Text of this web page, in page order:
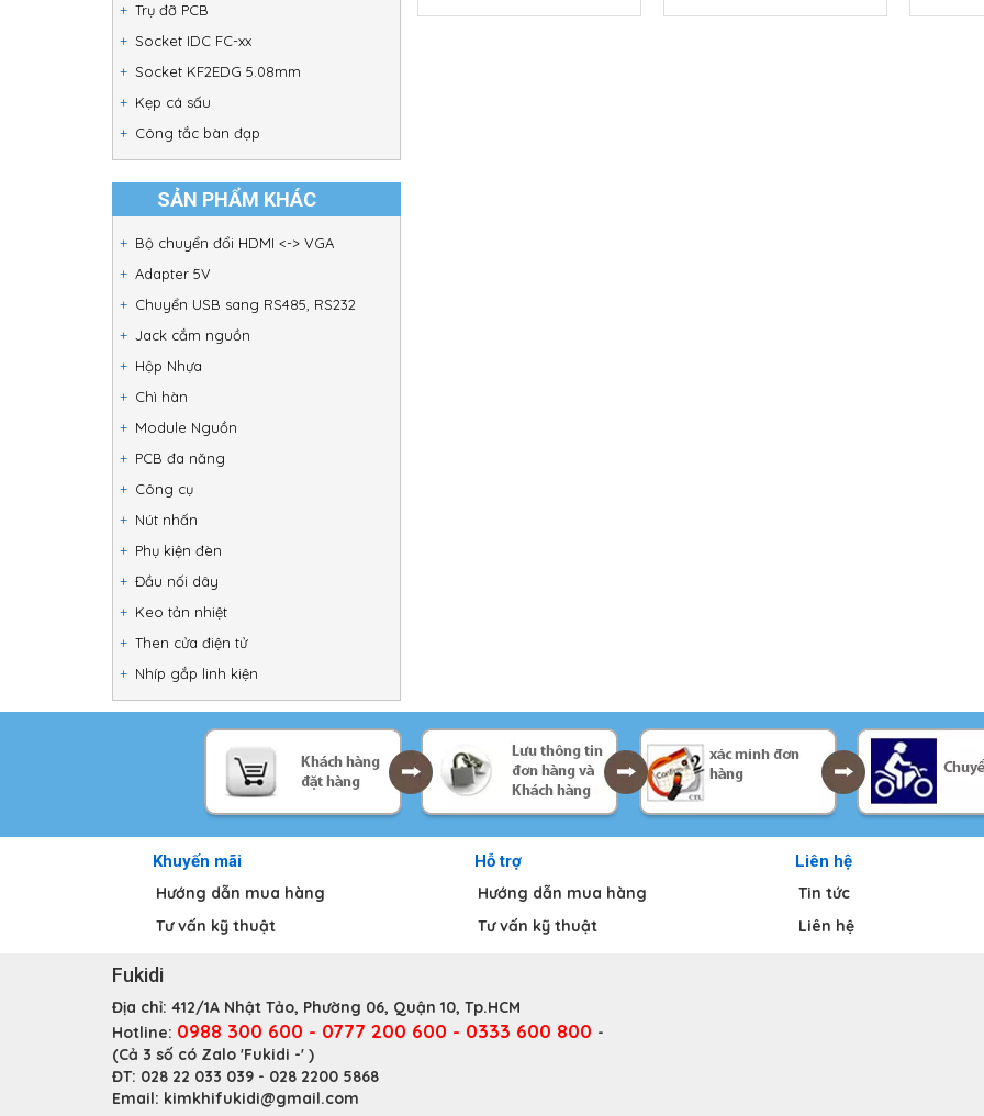
Trụ đỡ PCB
Socket IDC FC-xx
Socket KF2EDG 5.08mm
Kẹp cá sấu
Công tắc bàn đạp
SẢN PHẨM KHÁC
Bộ chuyển đổi HDMI <-> VGA
Adapter 5V
Chuyển USB sang RS485, RS232
Jack cắm nguồn
Hộp Nhựa
Chì hàn
Module Nguồn
PCB đa năng
Công cụ
Nút nhấn
Phụ kiện đèn
Đầu nối dây
Keo tản nhiệt
Then cửa điện tử
Nhíp gắp linh kiện
Khuyến mãi
Hướng dẫn mua hàng
Tư vấn kỹ thuật
Hỗ trợ
Hướng dẫn mua hàng
Tư vấn kỹ thuật
Liên hệ
Tin tức
Liên hệ
Fukidi
Địa chỉ: 412/1A Nhật Tảo, Phường 06, Quận 10, Tp.HCM
Hotline: 0988 300 600 - 0777 200 600 - 0333 600 800 -
(Cả 3 số có Zalo 'Fukidi -' )
ĐT: 028 22 033 039 - 028 2200 5868
Email: kimkhifukidi@gmail.com